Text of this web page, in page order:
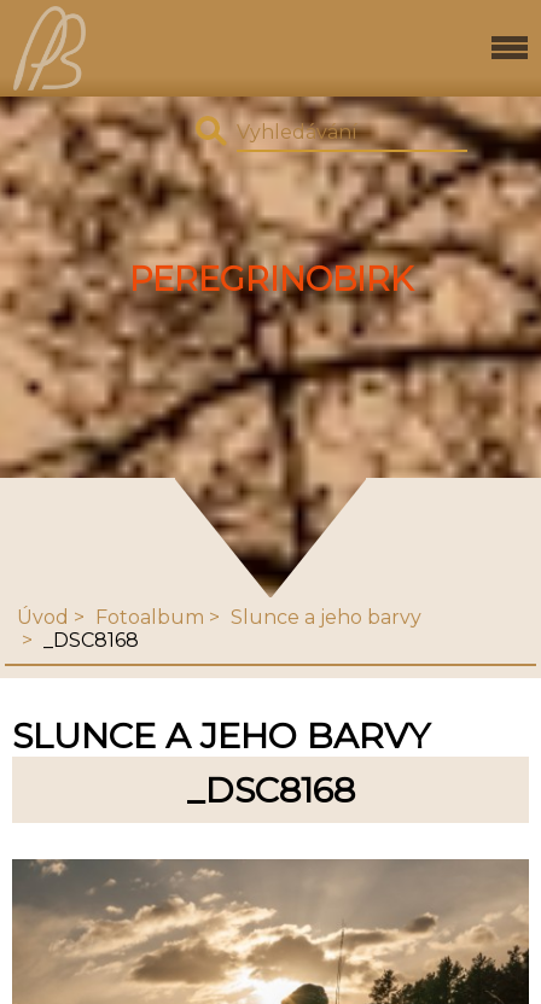
PEREGRINOBIRK
Úvod Fotoalbum
Slunce a jeho barvy
_DSC8168
SLUNCE A JEHO BARVY
_DSC8168